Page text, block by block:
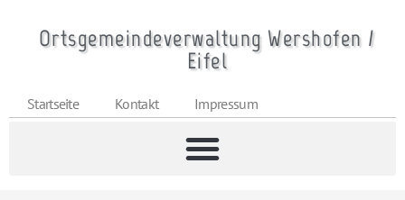
Ortsgemeindeverwaltung Wershofen /
Eifel
Startseite Kontakt Impressum